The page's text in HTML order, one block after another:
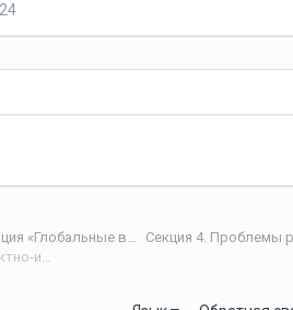
IX международная научно-практическая интернет-конференция «Глобальные вызовы и региональное развитие в зеркале социологических измерений»
Секция 4. Проблемы
Развитие гражданских компетентностей посредством организации проектно-исследовательской деятельности обучающихся в Научно-образовательном центре Вологодского научного центра Российской Академии Наук